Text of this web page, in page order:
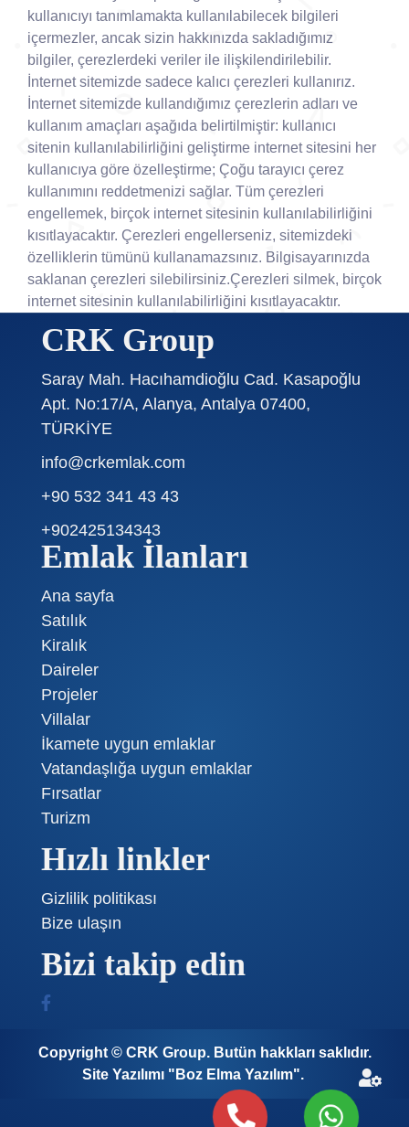
kullanıcıyı tanımlamakta kullanılabilecek bilgileri
içermezler, ancak sizin hakkınızda sakladığımız
bilgiler, çerezlerdeki veriler ile ilişkilendirilebilir.
İnternet sitemizde sadece kalıcı çerezleri kullanırız.
İnternet sitemizde kullandığımız çerezlerin adları ve
kullanım amaçları aşağıda belirtilmiştir: kullanıcı
sitenin kullanılabilirliğini geliştirme internet sitesini her
kullanıcıya göre özelleştirme; Çoğu tarayıcı çerez
kullanımını reddetmenizi sağlar. Tüm çerezleri
engellemek, birçok internet sitesinin kullanılabilirliğini
kısıtlayacaktır. Çerezleri engellerseniz, sitemizdeki
özelliklerin tümünü kullanamazsınız. Bilgisayarınızda
saklanan çerezleri silebilirsiniz.Çerezleri silmek, birçok
internet sitesinin kullanılabilirliğini kısıtlayacaktır.
CRK Group
Saray Mah. Hacıhamdioğlu Cad. Kasapoğlu
Apt. No:17/A, Alanya, Antalya 07400,
TÜRKİYE
info@crkemlak.com
+90 532 341 43 43
+902425134343
Emlak İlanları
Ana sayfa
Satılık
Kiralık
Daireler
Projeler
Villalar
İkamete uygun emlaklar
Vatandaşlığa uygun emlaklar
Fırsatlar
Turizm
Hızlı linkler
Gizlilik politikası
Bize ulaşın
Bizi takip edin
Copyright © CRK Group. Butün hakkları saklıdır.
Site Yazılımı "Boz Elma Yazılım".